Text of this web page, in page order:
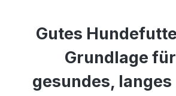
Gutes
Grundlage
gesundes,